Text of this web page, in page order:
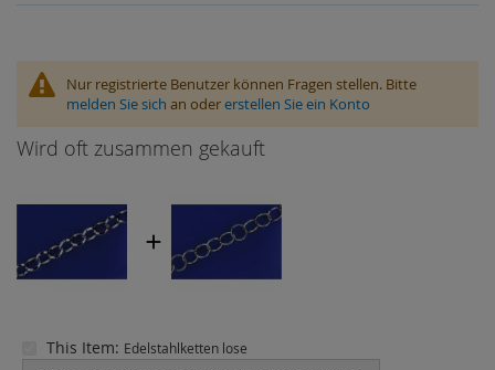
Nur registrierte Benutzer können Fragen stellen. Bitte
melden Sie sich an odererstellen Sie ein Konto
Wird oft zusammen gekauft
This Item: Edelstahlketten lose